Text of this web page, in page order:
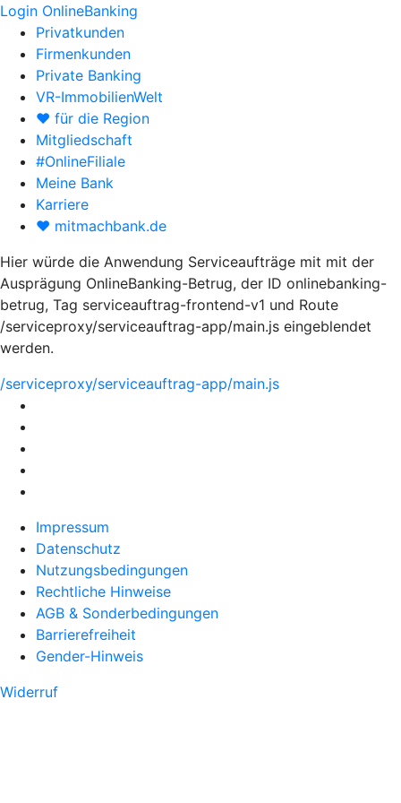
Login OnlineBanking
Privatkunden
Firmenkunden
Private Banking
VR-ImmobilienWelt
♥ für die Region
Mitgliedschaft
#OnlineFiliale
Meine Bank
Karriere
♥ mitmachbank.de
Hier würde die Anwendung Serviceaufträge mit mit der
Ausprägung OnlineBanking-Betrug, der ID onlinebanking-
betrug, Tag serviceauftrag-frontend-v1 und Route
/serviceproxy/serviceauftrag-app/main.js eingeblendet
werden.
/serviceproxy/serviceauftrag-app/main.js
Impressum
Datenschutz
Nutzungsbedingungen
Rechtliche Hinweise
AGB & Sonderbedingungen
Barrierefreiheit
Gender-Hinweis
Widerruf